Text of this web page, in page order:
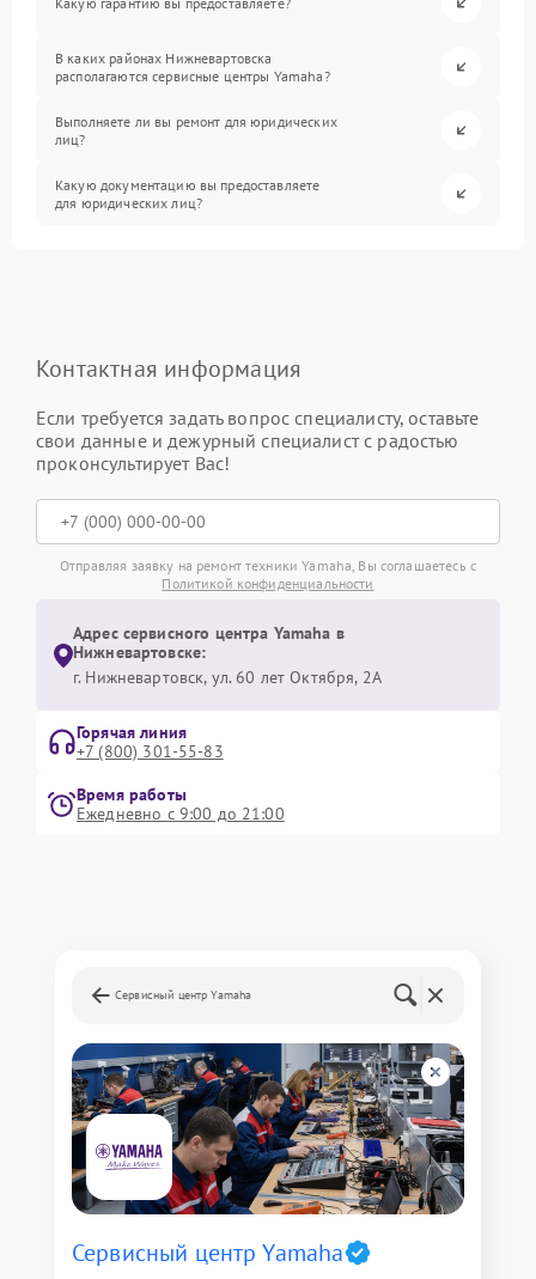
В каких районах Нижневартовска
располагаются сервисные центры Yamaha?
Выполняете ли вы ремонт для юридических
лиц?
Какую документацию вы предоставляете
для юридических лиц?
Контактная информация
Если требуется задать вопрос специалисту, оставьте
свои данные и дежурный специалист с радостью
проконсультирует Вас!
Отправляя заявку на ремонт техники Yamaha, Вы соглашаетесь с
Политикой конфиденциальности
Адрес сервисного центра Yamaha в
Нижневартовске:
г. Нижневартовск, ул. 60 лет Октября, 2А
Горячая линия
+7 (800) 301-55-83
Время работы
Ежедневно с 9:00 до 21:00
Сервисный центр Yamaha
Сервисный центр Yamaha